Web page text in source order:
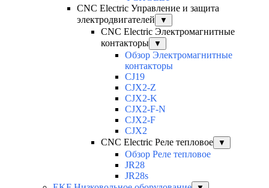
CNC Electric Управление и защита
электродвигателей
▼
CNC Electric Электромагнитные
контакторы
▼
Обзор Электромагнитные
контакторы
CJ19
CJX2-Z
CJX2-K
CJX2-F-N
CJX2-F
CJX2
CNC Electric Реле тепловое
▼
Обзор Реле тепловое
JR28
JR28s